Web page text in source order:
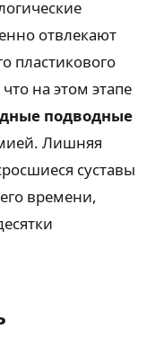
отвлекают
пластикового
на этом этапе
подводные
Лишняя
суставы
времени,